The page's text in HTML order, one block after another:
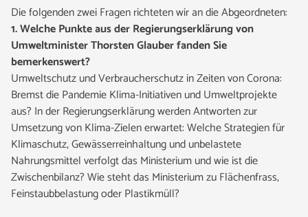
Die folgenden zwei Fragen richteten wir an die Abgeordneten:
1. Welche Punkte aus der Regierungserklärung von
Umweltminister Thorsten Glauber fanden Sie
bemerkenswert?
Umweltschutz und Verbraucherschutz in Zeiten von Corona:
Bremst die Pandemie Klima-Initiativen und Umweltprojekte
aus? In der Regierungserklärung werden Antworten zur
Umsetzung von Klima-Zielen erwartet: Welche Strategien für
Klimaschutz, Gewässerreinhaltung und unbelastete
Nahrungsmittel verfolgt das Ministerium und wie ist die
Zwischenbilanz? Wie steht das Ministerium zu Flächenfrass,
Feinstaubbelastung oder Plastikmüll?